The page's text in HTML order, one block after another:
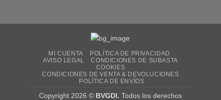
MI CUENTA
POLÍTICA DE PRIVACIDAD
AVISO LEGAL
CONDICIONES DE SUBASTA
COOKIES
CONDICIONES DE VENTA & DEVOLUCIONES
POLÍTICA DE ENVÍOS
Copyright 2026 © BVGDI. Todos los derechos